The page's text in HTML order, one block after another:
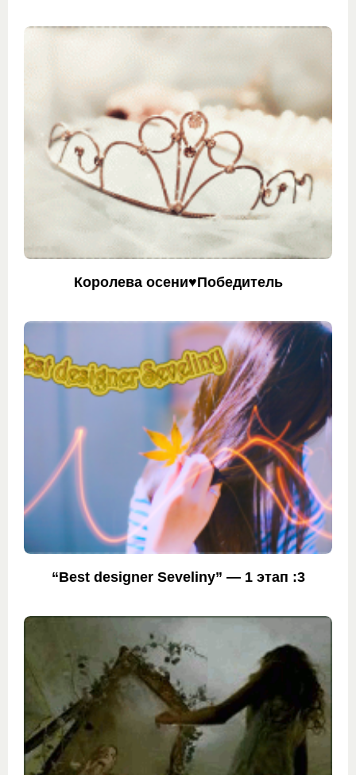
Королева осени♥Победитель
“Best designer Seveliny” — 1 этап :3